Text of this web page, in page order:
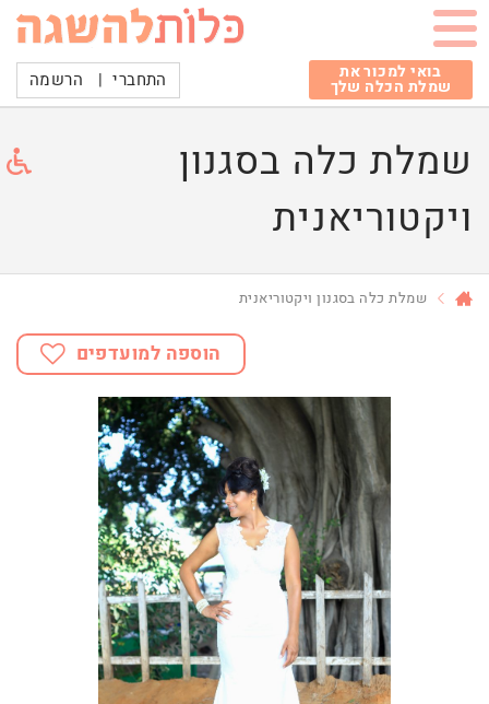
בואי למכור את
שמלת הכלה שלך התחברי | הרשמה
שמלת כלה בסגנון
ויקטוריאנית
שמלת כלה בסגנון ויקטוריאנית
הוספה למועדפים